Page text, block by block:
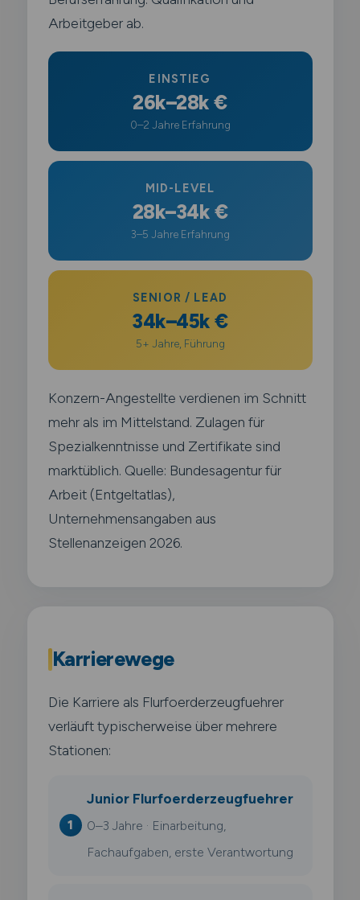
Arbeitgeber ab.
EINSTIEG
26k–28k €
0–2 Jahre Erfahrung
MID-LEVEL
28k–34k €
3–5 Jahre Erfahrung
SENIOR / LEAD
34k–45k €
5+ Jahre, Führung
Konzern-Angestellte verdienen im Schnitt
mehr als im Mittelstand. Zulagen für
Spezialkenntnisse und Zertifikate sind
marktüblich. Quelle: Bundesagentur für
Arbeit (Entgeltatlas),
Unternehmensangaben aus
Stellenanzeigen 2026.
Karrierewege
Die Karriere als Flurfoerderzeugfuehrer
verläuft typischerweise über mehrere
Stationen:
Junior Flurfoerderzeugfuehrer
0–3 Jahre · Einarbeitung,
Fachaufgaben, erste Verantwortung